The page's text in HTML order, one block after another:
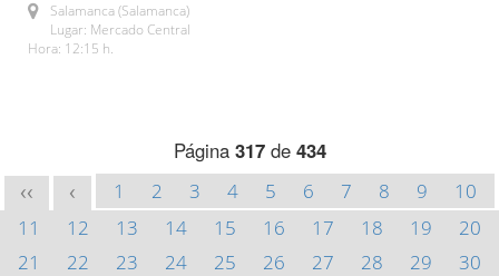
Salamanca (Salamanca)
Lugar: Mercado Central
Hora: 12:15 h.
Página 317de 434
<< < 1 2 3 4 5 6 7 8 9
10
11
12 13 14 15 16 17 18 19
20
21
22 23 24 25 26 27 28 29
30